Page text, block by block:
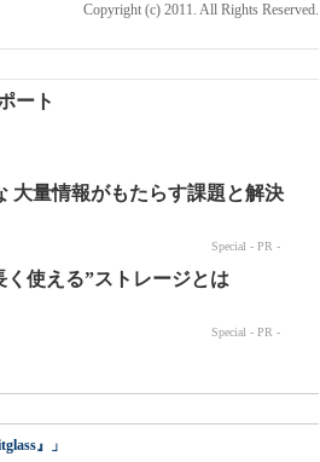
Copyright (c) 2011. All Rights Reserved.
ート
』」